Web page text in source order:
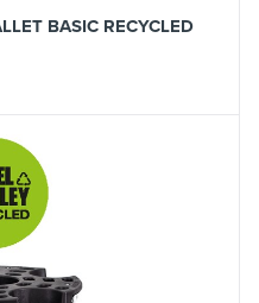
BASIC RECYCLED